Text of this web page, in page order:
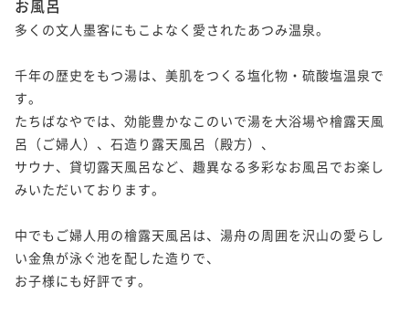
お風呂
多くの文人墨客にもこよなく愛されたあつみ温泉。
千年の歴史をもつ湯は、美肌をつくる塩化物・硫酸塩温泉で
す。
たちばなやでは、効能豊かなこのいで湯を大浴場や檜露天風
呂（ご婦人）、石造り露天風呂（殿方）、
サウナ、貸切露天風呂など、趣異なる多彩なお風呂でお楽し
みいただいております。
中でもご婦人用の檜露天風呂は、湯舟の周囲を沢山の愛らし
い金魚が泳ぐ池を配した造りで、
お子様にも好評です。